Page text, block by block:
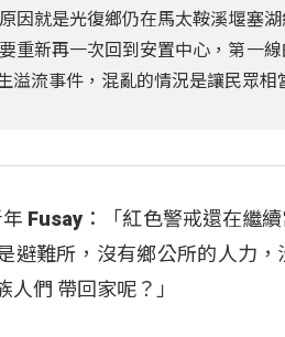
因就是光復鄉仍在馬太鞍溪堰塞
重新再一次回到安置中心，第一
溢流事件，混亂的情況是讓民眾相
年 Fusay：「紅色警戒還在繼
避難所，沒有鄉公所的人力
人們 帶回家呢？」